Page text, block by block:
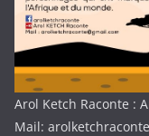
Arol Ketch Raconte :
Mail: